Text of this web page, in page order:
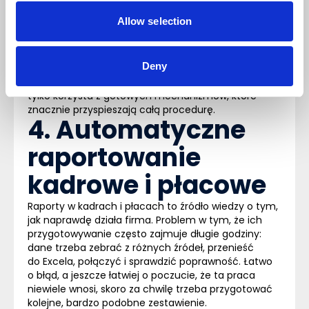
Allow selection
Deny
rocznego.
Dzięki temu specjalista nie musi tworzyć list płac
tylko korzysta z gotowych mechanizmów, które
znacznie przyspieszają całą procedurę.
4. Automatyczne
raportowanie
kadrowe i płacowe
Raporty w kadrach i płacach to źródło wiedzy o tym,
jak naprawdę działa firma. Problem w tym, że ich
przygotowywanie często zajmuje długie godziny:
dane trzeba zebrać z różnych źródeł, przenieść
do Excela, połączyć i sprawdzić poprawność. Łatwo
o błąd, a jeszcze łatwiej o poczucie, że ta praca
niewiele wnosi, skoro za chwilę trzeba przygotować
kolejne, bardzo podobne zestawienie.